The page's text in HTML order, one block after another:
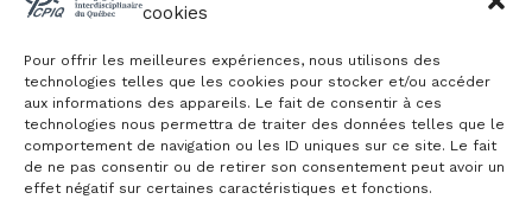
cookies
Pour offrir les meilleures expériences, nous utilisons des
technologies telles que les cookies pour stocker et/ou accéder
aux informations des appareils. Le fait de consentir à ces
technologies nous permettra de traiter des données telles que le
comportement de navigation ou les ID uniques sur ce site. Le fait
de ne pas consentir ou de retirer son consentement peut avoir un
effet négatif sur certaines caractéristiques et fonctions.
Revue
Avis et mémoires
Autres publications
NOUS JOINDRE